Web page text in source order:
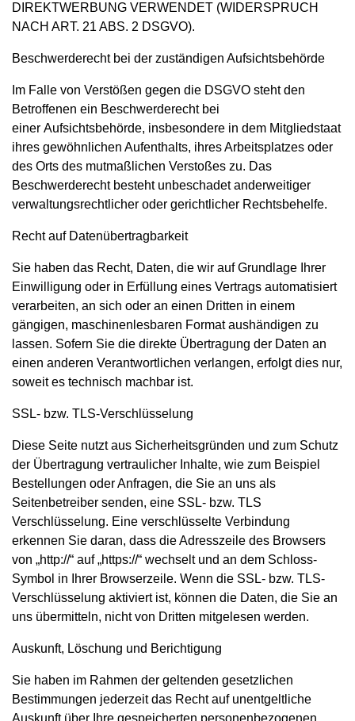
DIREKTWERBUNG VERWENDET (WIDERSPRUCH
NACH ART. 21 ABS. 2 DSGVO).
Beschwerderecht bei der zuständigen Aufsichtsbehörde
Im Falle von Verstößen gegen die DSGVO steht den
Betroffenen ein Beschwerderecht bei
einer Aufsichtsbehörde, insbesondere in dem Mitgliedstaat
ihres gewöhnlichen Aufenthalts, ihres Arbeitsplatzes oder
des Orts des mutmaßlichen Verstoßes zu. Das
Beschwerderecht besteht unbeschadet anderweitiger
verwaltungsrechtlicher oder gerichtlicher Rechtsbehelfe.
Recht auf Datenübertragbarkeit
Sie haben das Recht, Daten, die wir auf Grundlage Ihrer
Einwilligung oder in Erfüllung eines Vertrags automatisiert
verarbeiten, an sich oder an einen Dritten in einem
gängigen, maschinenlesbaren Format aushändigen zu
lassen. Sofern Sie die direkte Übertragung der Daten an
einen anderen Verantwortlichen verlangen, erfolgt dies nur,
soweit es technisch machbar ist.
SSL- bzw. TLS-Verschlüsselung
Diese Seite nutzt aus Sicherheitsgründen und zum Schutz
der Übertragung vertraulicher Inhalte, wie zum Beispiel
Bestellungen oder Anfragen, die Sie an uns als
Seitenbetreiber senden, eine SSL- bzw. TLS
Verschlüsselung. Eine verschlüsselte Verbindung
erkennen Sie daran, dass die Adresszeile des Browsers
von „http://“ auf „https://“ wechselt und an dem Schloss-
Symbol in Ihrer Browserzeile. Wenn die SSL- bzw. TLS-
Verschlüsselung aktiviert ist, können die Daten, die Sie an
uns übermitteln, nicht von Dritten mitgelesen werden.
Auskunft, Löschung und Berichtigung
Sie haben im Rahmen der geltenden gesetzlichen
Bestimmungen jederzeit das Recht auf unentgeltliche
Auskunft über Ihre gespeicherten personenbezogenen